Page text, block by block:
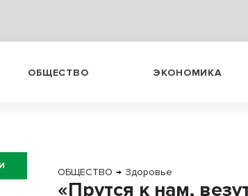
ОБЩЕСТВО ЭКОНОМИКА
ОБЩЕСТВО → Здоровье
«Прутся к нам,